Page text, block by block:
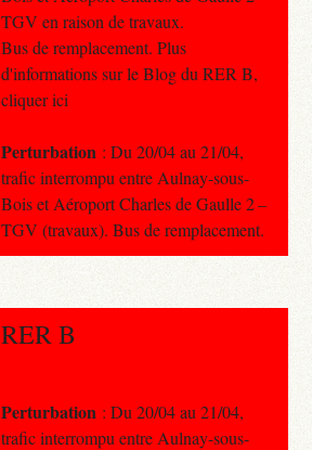
TGV en raison de travaux.
Bus de remplacement. Plus
d'informations sur le Blog du RER B,
cliquer ici
Perturbation : Du 20/04 au 21/04,
trafic interrompu entre Aulnay-sous-
Bois et Aéroport Charles de Gaulle 2 –
TGV (travaux). Bus de remplacement.
RER B
Perturbation : Du 20/04 au 21/04,
trafic interrompu entre Aulnay-sous-